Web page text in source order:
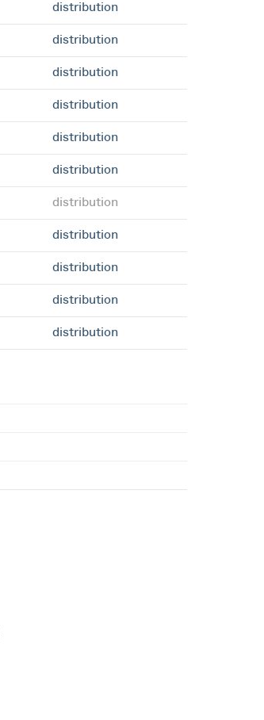
distribution
distribution
distribution
distribution
distribution
distribution
distribution
distribution
distribution
distribution
distribution